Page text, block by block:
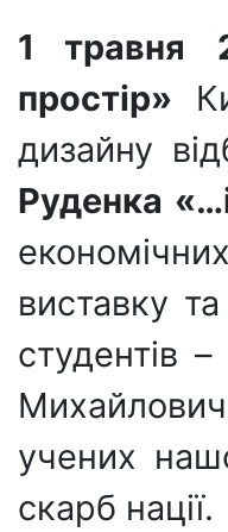
1 травня
простір»
дизайну
Руденка
виставку
студентів
учених
скарб нації.